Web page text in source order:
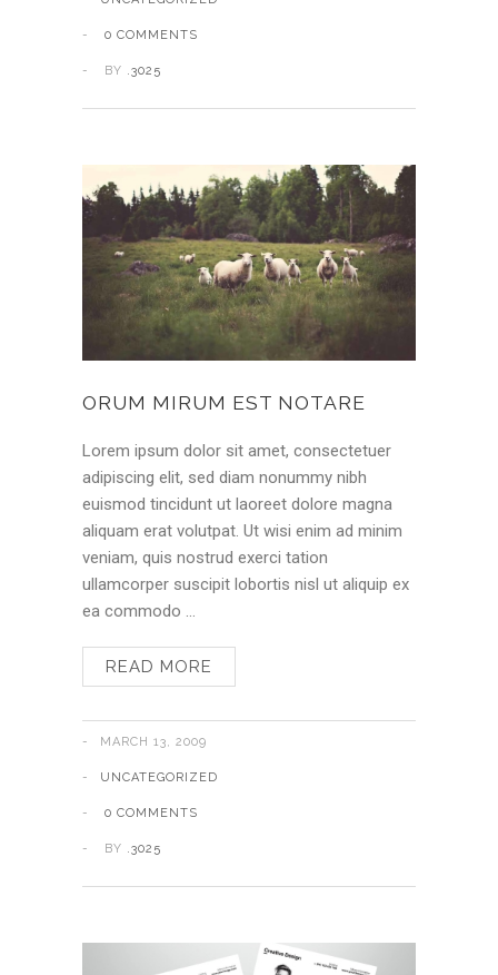
0 COMMENTS
BY .3025
ORUM MIRUM EST NOTARE
Lorem ipsum dolor sit amet, consectetuer
adipiscing elit, sed diam nonummy nibh
euismod tincidunt ut laoreet dolore magna
aliquam erat volutpat. Ut wisi enim ad minim
veniam, quis nostrud exerci tation
ullamcorper suscipit lobortis nisl ut aliquip ex
ea commodo …
READ MORE
MARCH 13, 2009
UNCATEGORIZED
0 COMMENTS
BY .3025